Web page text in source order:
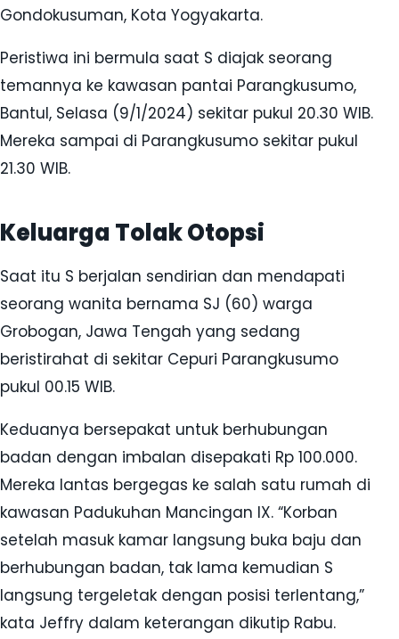
Gondokusuman, Kota Yogyakarta.
Peristiwa ini bermula saat S diajak seorang
temannya ke kawasan pantai Parangkusumo,
Bantul, Selasa (9/1/2024) sekitar pukul 20.30 WIB.
Mereka sampai di Parangkusumo sekitar pukul
21.30 WIB.
Keluarga Tolak Otopsi
Saat itu S berjalan sendirian dan mendapati
seorang wanita bernama SJ (60) warga
Grobogan, Jawa Tengah yang sedang
beristirahat di sekitar Cepuri Parangkusumo
pukul 00.15 WIB.
Keduanya bersepakat untuk berhubungan
badan dengan imbalan disepakati Rp 100.000.
Mereka lantas bergegas ke salah satu rumah di
kawasan Padukuhan Mancingan IX. “Korban
setelah masuk kamar langsung buka baju dan
berhubungan badan, tak lama kemudian S
langsung tergeletak dengan posisi terlentang,”
kata Jeffry dalam keterangan dikutip Rabu.